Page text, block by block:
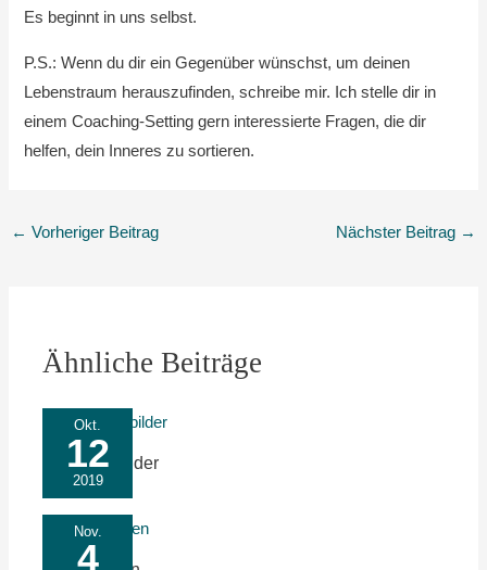
Es beginnt in uns selbst.
P.S.: Wenn du dir ein Gegenüber wünschst, um deinen
Lebenstraum herauszufinden, schreibe mir. Ich stelle dir in
einem Coaching-Setting gern interessierte Fragen, die dir
helfen, dein Inneres zu sortieren.
← Vorheriger Beitrag Nächster Beitrag →
Ähnliche Beiträge
Okt.
12
2019
Symptombilder
Nov.
4